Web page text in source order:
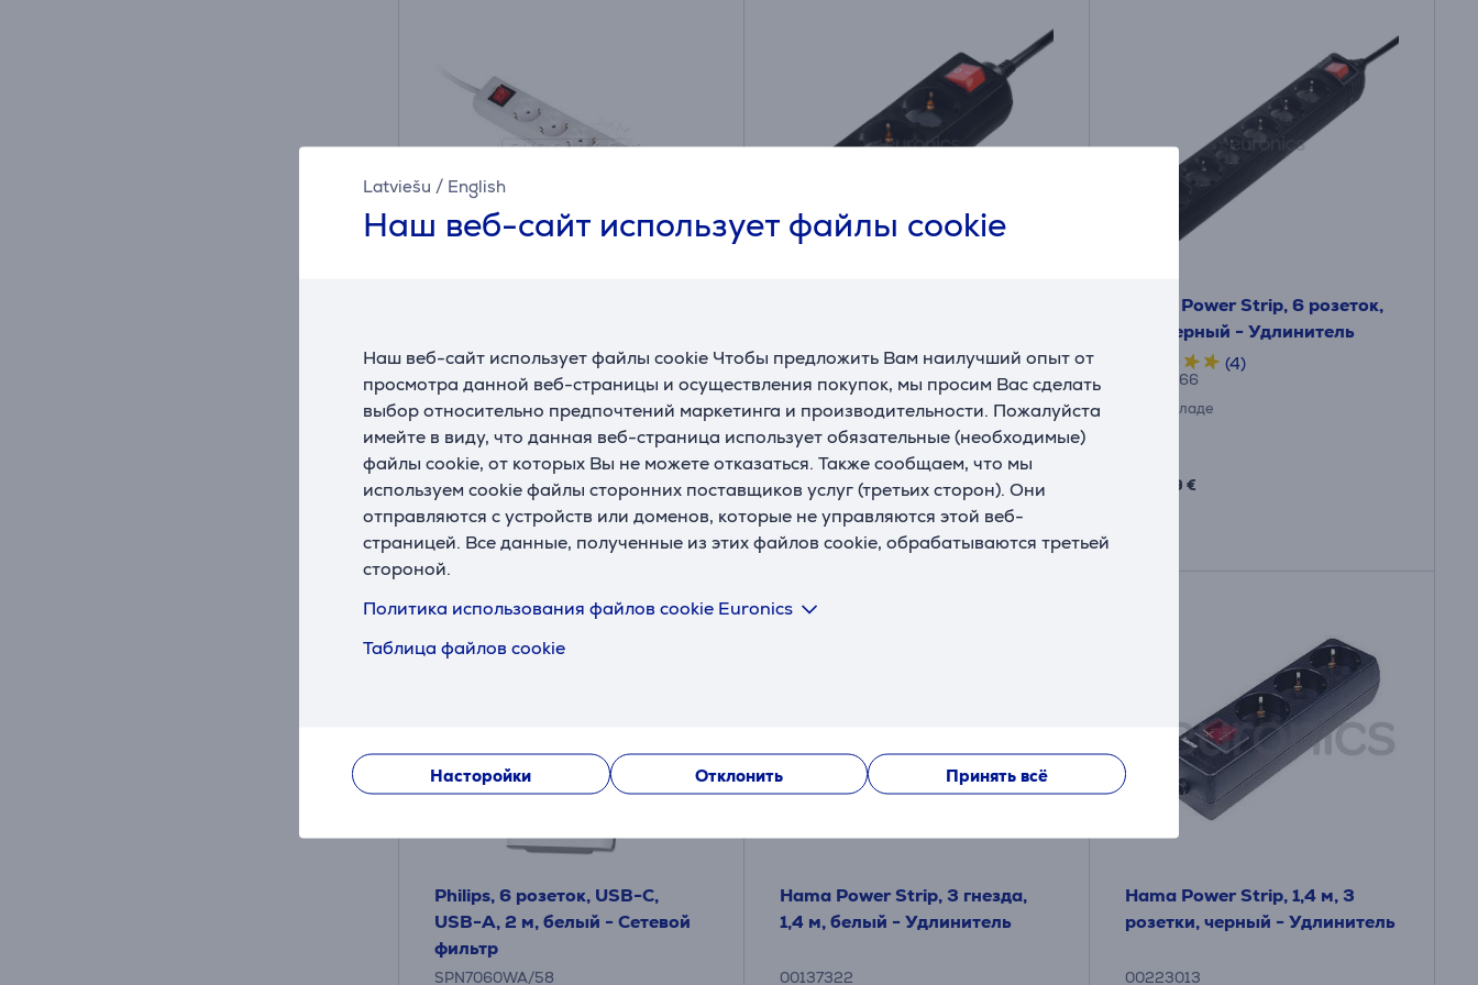
Latviešu / English
Наш веб-сайт использует файлы cookie
Наш веб-сайт использует файлы cookie Чтобы предложить Вам наилучший опыт от
просмотра данной веб-страницы и осуществления покупок, мы просим Вас сделать
выбор относительно предпочтений маркетинга и производительности. Пожалуйста
имейте в виду, что данная веб-страница использует обязательные (необходимые)
файлы cookie, от которых Вы не можете отказаться. Также сообщаем, что мы
используем cookie файлы сторонних поставщиков услуг (третьих сторон). Они
отправляются с устройств или доменов, которые не управляются этой веб-
страницей. Все данные, полученные из этих файлов cookie, обрабатываются третьей
стороной.
Политика использования файлов cookie Euronics
Таблица файлов cookie
Насторойки Отклонить Принять всё
00030533
На складе
Цена:
13.99 €
00108816
На складе
Цена:
11.99 €
Hama Power Strip, 6 розеток,
5 м, черный - Удлинитель
(4)
00137266
На складе
.99 €
Philips, 6 розеток, USB-C,
USB-A, 2 м, белый - Сетевой
фильтр
SPN7060WA/58
Hama Power Strip, 3 гнезда,
1,4 м, белый - Удлинитель
00137322
Hama Power Strip, 1,4 м, 3
розетки, черный - Удлинитель
00223013